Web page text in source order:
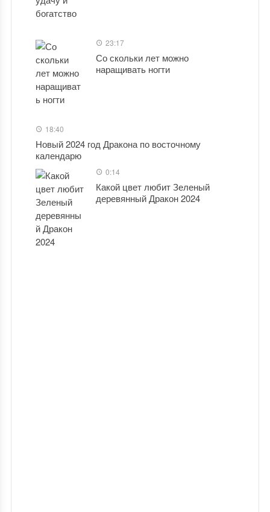
23:17
Со скольки лет можно
наращивать ногти
18:40
Новый 2024 год Дракона по восточному
календарю
0:14
Какой цвет любит Зеленый
деревянный Дракон 2024